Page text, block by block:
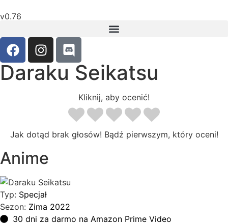
v0.76
Daraku Seikatsu
Kliknij, aby ocenić!
Jak dotąd brak głosów! Bądź pierwszym, który oceni!
Anime
Typ: Specjał
Sezon: Zima 2022
30 dni za darmo na Amazon Prime Video